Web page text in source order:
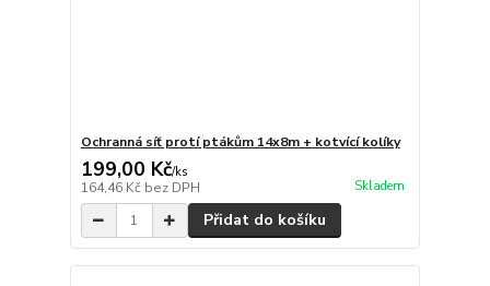
Ochranná síť protí ptákům 14x8m + kotvící kolíky
199,00 Kč/ks
164,46 Kč bez DPH Skladem
Přidat do košíku